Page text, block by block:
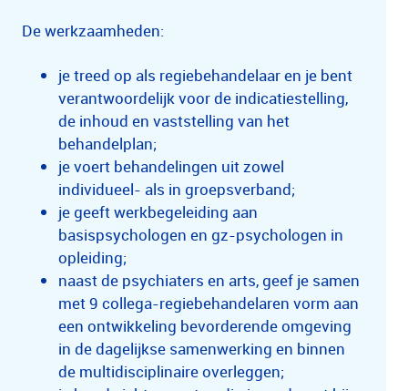
De werkzaamheden:
je treed op als regiebehandelaar en je bent
verantwoordelijk voor de indicatiestelling,
de inhoud en vaststelling van het
behandelplan;
je voert behandelingen uit zowel
individueel- als in groepsverband;
je geeft werkbegeleiding aan
basispsychologen en gz-psychologen in
opleiding;
naast de psychiaters en arts, geef je samen
met 9 collega-regiebehandelaren vorm aan
een ontwikkeling bevorderende omgeving
in de dagelijkse samenwerking en binnen
de multidisciplinaire overleggen;